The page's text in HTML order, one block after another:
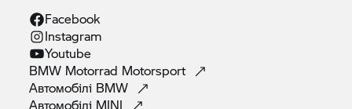
Facebook
Instagram
Youtube
BMW Motorrad Motorsport
Автомобілі BMW
Автомобілі MINI